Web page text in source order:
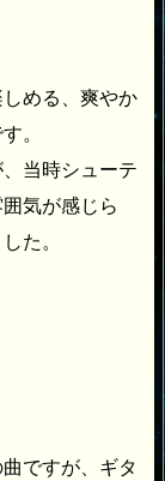
める、爽やか
。
当時シューテ
気が感じら
た。
ですが、ギタ